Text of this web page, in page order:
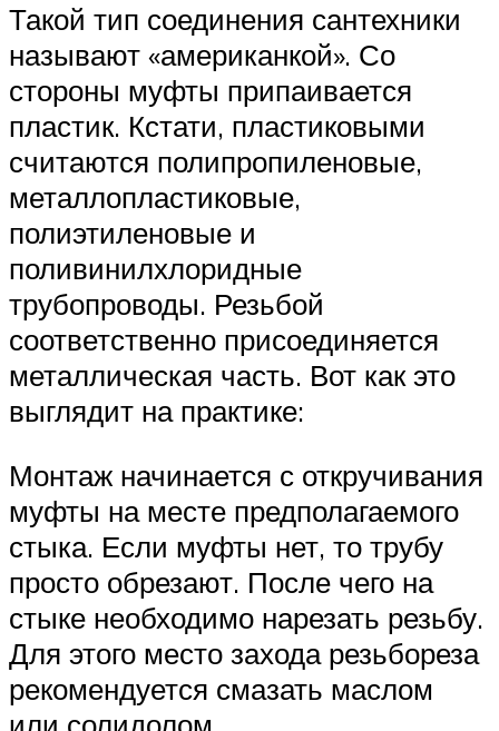
Такой тип соединения сантехники
называют «американкой». Со
стороны муфты припаивается
пластик. Кстати, пластиковыми
считаются полипропиленовые,
металлопластиковые,
полиэтиленовые и
поливинилхлоридные
трубопроводы. Резьбой
соответственно присоединяется
металлическая часть. Вот как это
выглядит на практике:
Монтаж начинается с откручивания
муфты на месте предполагаемого
стыка. Если муфты нет, то трубу
просто обрезают. После чего на
стыке необходимо нарезать резьбу.
Для этого место захода резьбореза
рекомендуется смазать маслом